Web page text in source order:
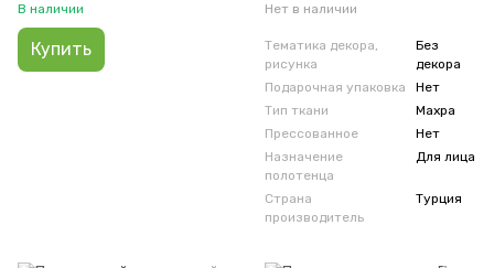
В наличии
Купить
Нет в наличии
Тематика декора,
рисунка
Без
декора
Подарочная упаковка
Нет
Тип ткани
Махра
Прессованное
Нет
Назначение
полотенца
Для лица
Страна
производитель
Турция